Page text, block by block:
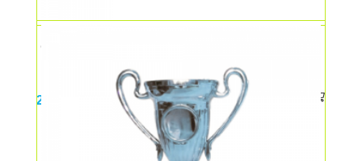
Cupa medie – bronz
23,00